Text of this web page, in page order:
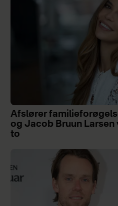
Afslører
og Jacob Bruun Larsen
to